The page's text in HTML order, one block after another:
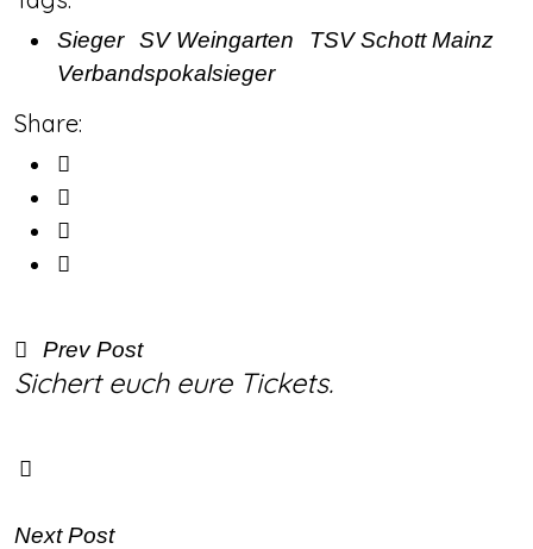
Sieger SV Weingarten
TSV Schott Mainz
Verbandspokalsieger
Share:
Prev Post
Sichert euch eure Tickets.
Next Post